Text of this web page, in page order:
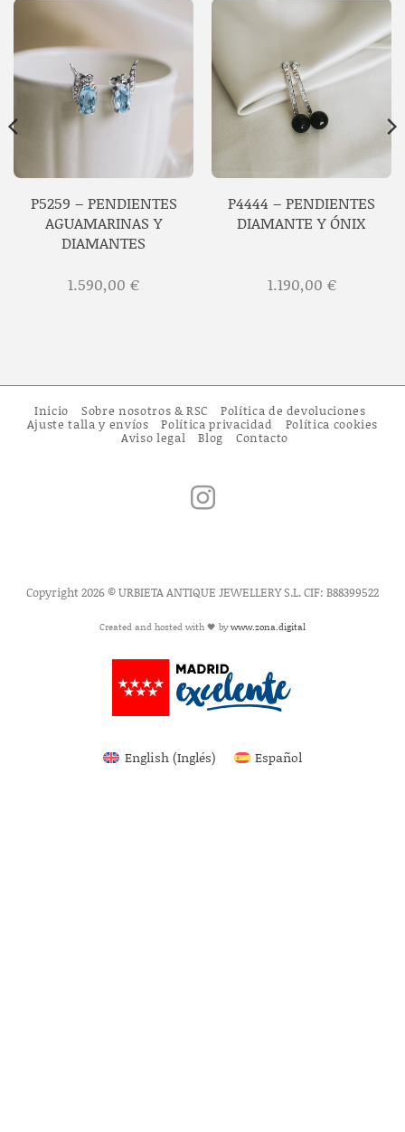
P5259 – PENDIENTES
AGUAMARINAS Y
DIAMANTES
1.590,00 €
P4444 – PENDIENTES
DIAMANTE Y ÓNIX
1.190,00 €
Inicio Sobre nosotros & RSC
Política de devoluciones
Ajuste talla y envíos
Política privacidad
Política cookies
Aviso legal
Blog Contacto
Copyright 2026 © URBIETA ANTIQUE JEWELLERY S.L. CIF: B88399522
Created and hosted with 🖤 bywww.zona.digital
English(Inglés) Español